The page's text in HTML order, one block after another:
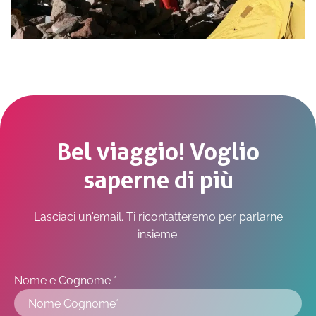
Bel viaggio! Voglio
saperne di più
Lasciaci un'email. Ti ricontatteremo per parlarne
insieme.
Nome e Cognome *